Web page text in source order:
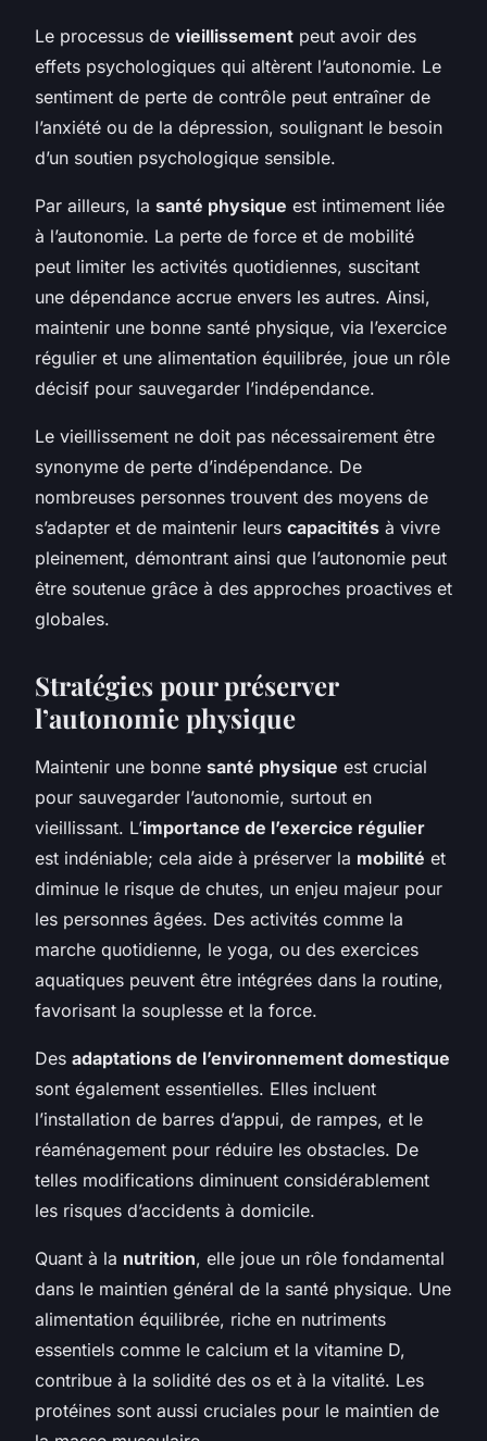
Le processus de vieillissement peut avoir des
effets psychologiques qui altèrent l’autonomie. Le
sentiment de perte de contrôle peut entraîner de
l’anxiété ou de la dépression, soulignant le besoin
d’un soutien psychologique sensible.
Par ailleurs, la santé physique est intimement liée
à l’autonomie. La perte de force et de mobilité
peut limiter les activités quotidiennes, suscitant
une dépendance accrue envers les autres. Ainsi,
maintenir une bonne santé physique, via l’exercice
régulier et une alimentation équilibrée, joue un rôle
décisif pour sauvegarder l’indépendance.
Le vieillissement ne doit pas nécessairement être
synonyme de perte d’indépendance. De
nombreuses personnes trouvent des moyens de
s’adapter et de maintenir leurs capacitités à vivre
pleinement, démontrant ainsi que l’autonomie peut
être soutenue grâce à des approches proactives et
globales.
Stratégies pour préserver
l’autonomie physique
Maintenir une bonne santé physique est crucial
pour sauvegarder l’autonomie, surtout en
vieillissant. L’importance de l’exercice régulier
est indéniable; cela aide à préserver la mobilité et
diminue le risque de chutes, un enjeu majeur pour
les personnes âgées. Des activités comme la
marche quotidienne, le yoga, ou des exercices
aquatiques peuvent être intégrées dans la routine,
favorisant la souplesse et la force.
Des adaptations de l’environnement domestique
sont également essentielles. Elles incluent
l’installation de barres d’appui, de rampes, et le
réaménagement pour réduire les obstacles. De
telles modifications diminuent considérablement
les risques d’accidents à domicile.
Quant à la nutrition, elle joue un rôle fondamental
dans le maintien général de la santé physique. Une
alimentation équilibrée, riche en nutriments
essentiels comme le calcium et la vitamine D,
contribue à la solidité des os et à la vitalité. Les
protéines sont aussi cruciales pour le maintien de